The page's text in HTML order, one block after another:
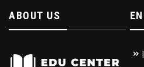
ABOUT US